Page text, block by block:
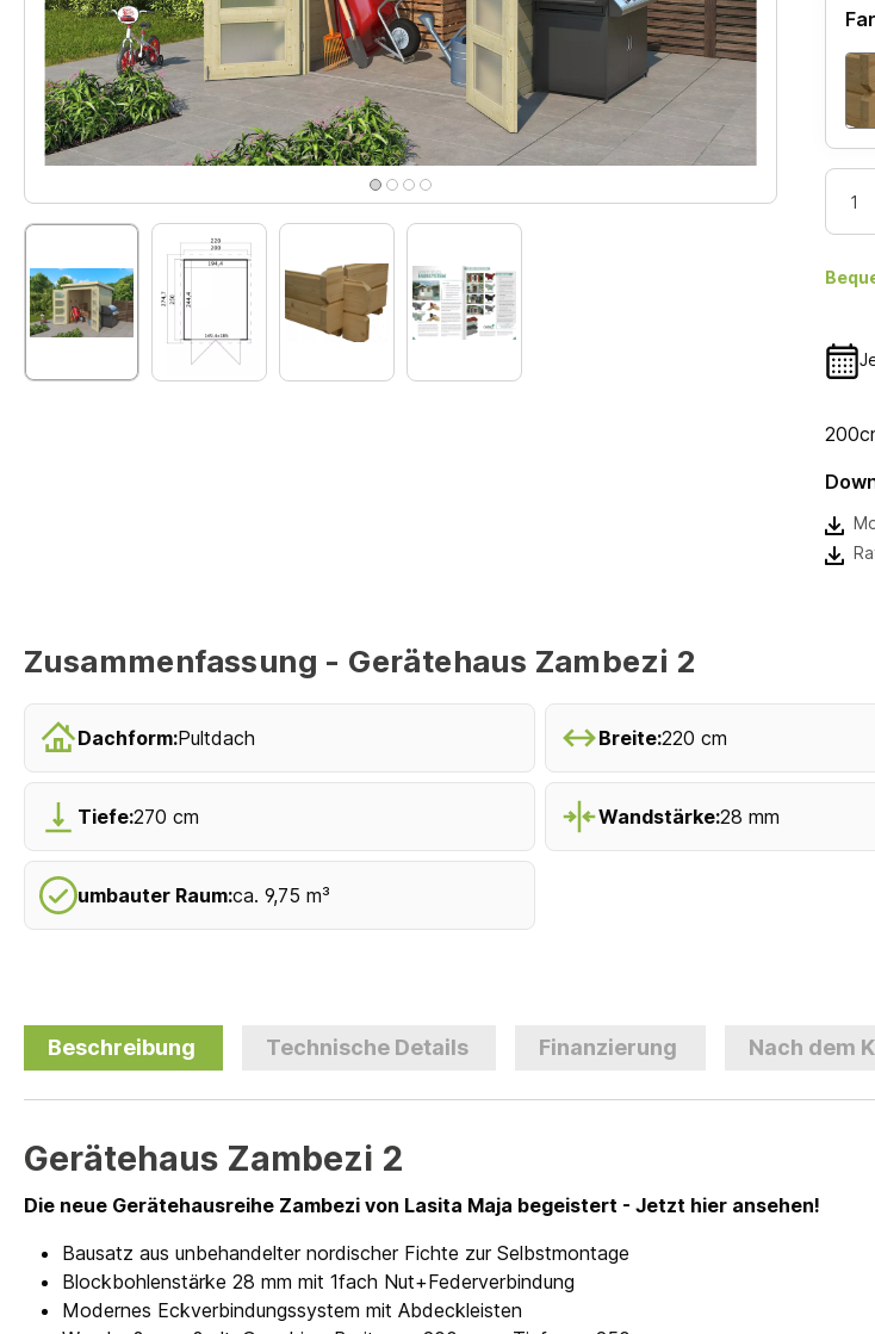
Zusammenfassung - Gerätehaus Zambezi 2
Dachform:Pultdach Breite:220 cm
Tiefe:270 cm Wandstärke:28 mm
umbauter Raum:ca. 9,75 m³
Beschreibung Technische Details Finanzierung Nach dem
Gerätehaus Zambezi 2
Die neue Gerätehausreihe Zambezi von Lasita Maja begeistert - Jetzt hier ansehen!
Bausatz aus unbehandelter nordischer Fichte zur Selbstmontage
Blockbohlenstärke 28 mm mit 1fach Nut+Federverbindung
Modernes Eckverbindungssystem mit Abdeckleisten